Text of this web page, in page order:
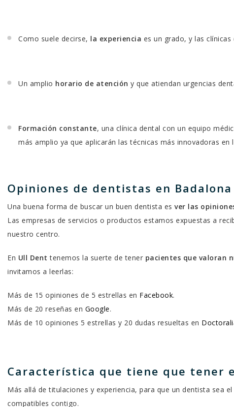
Como suele decirse, la experiencia es un grado, y las
Un amplio horario de atención y que atiendan urgencias
Formación constante, una clínica dental con un equipo
más amplio ya que aplicarán las técnicas más innovadoras en
Opiniones de dentistas en Badalona
Una buena forma de buscar un buen dentista es ver las
Las empresas de servicios o productos estamos expuestas a
nuestro centro.
En Ull Dent tenemos la suerte de tener pacientes que valoran
invitamos a leerlas:
Más de 15 opiniones de 5 estrellas en Facebook.
Más de 20 reseñas en Google.
Más de 10 opiniones 5 estrellas y 20 dudas resueltas en
Característica que tiene que tener
Más allá de titulaciones y experiencia, para que un dentista sea
compatibles contigo.